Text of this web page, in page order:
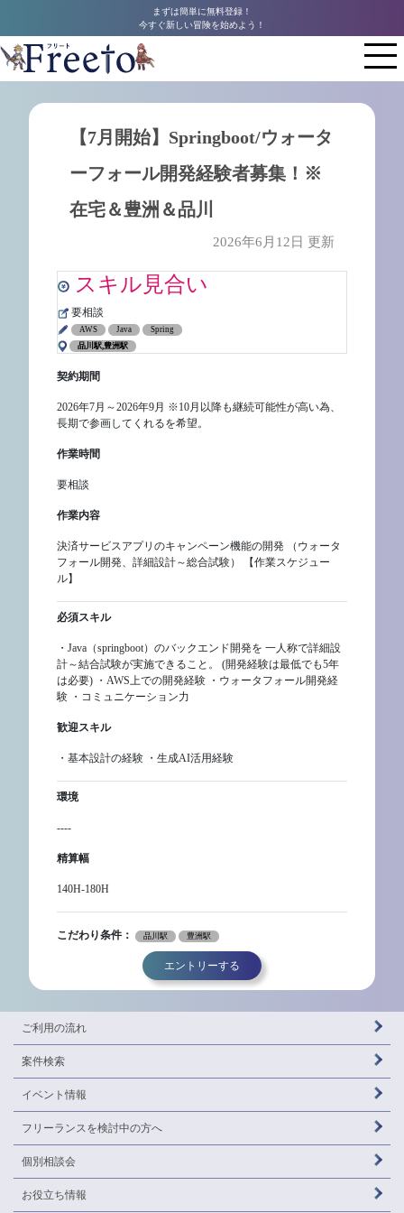
まずは簡単に無料登録！
今すぐ新しい冒険を始めよう！
【7月開始】Springboot/ウォータ
ーフォール開発経験者募集！※
在宅＆豊洲＆品川
2026年6月12日 更新
スキル見合い
要相談
AWS Java
Spring
品川駅,豊洲駅
契約期間
2026年7月～2026年9月 ※10月以降も継続可能性が高い為、
長期で参画してくれるを希望。
作業時間
要相談
作業内容
決済サービスアプリのキャンペーン機能の開発 （ウォータ
フォール開発、詳細設計～総合試験） 【作業スケジュー
ル】
必須スキル
・Java（springboot）のバックエンド開発を 一人称で詳細設
計～結合試験が実施できること。 (開発経験は最低でも5年
は必要) ・AWS上での開発経験 ・ウォータフォール開発経
験 ・コミュニケーション力
歓迎スキル
・基本設計の経験 ・生成AI活用経験
環境
----
精算幅
140H-180H
こだわり条件： 品川駅 豊洲駅
エントリーする
ご利用の流れ
案件検索
イベント情報
フリーランスを検討中の方へ
個別相談会
お役立ち情報